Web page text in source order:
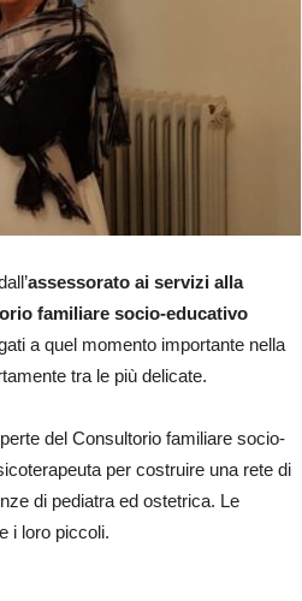
assessorato ai servizi alla
familiare socio-educativo
a quel momento importante nella
tra le più delicate.
del Consultorio familiare socio-
per costruire una rete di
di pediatra ed ostetrica. Le
i loro piccoli.